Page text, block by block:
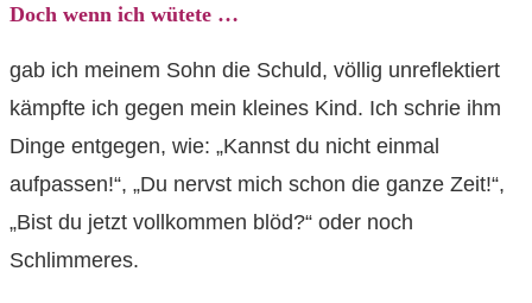
Doch wenn ich wütete …
gab ich meinem Sohn die Schuld, völlig unreflektiert
kämpfte ich gegen mein kleines Kind. Ich schrie ihm
Dinge entgegen, wie: „Kannst du nicht einmal
aufpassen!“, „Du nervst mich schon die ganze Zeit!“,
„Bist du jetzt vollkommen blöd?“ oder noch
Schlimmeres.